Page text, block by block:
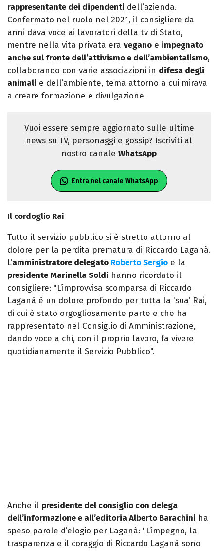
rappresentante dei dipendenti dell’azienda.
Confermato nel ruolo nel 2021, il consigliere da
anni dava voce ai lavoratori della tv di Stato,
mentre nella vita privata era vegano e impegnato
anche sul fronte dell’attivismo e dell’ambientalismo,
collaborando con varie associazioni in difesa degli
animali e dell’ambiente, tema attorno a cui mirava
a creare formazione e divulgazione.
Vuoi essere sempre aggiornato sulle ultime
news su TV, personaggi e gossip? Iscriviti al
nostro canale WhatsApp
Entra nel canale WhatsApp
Il cordoglio Rai
Tutto il servizio pubblico si è stretto attorno al
dolore per la perdita prematura di Riccardo Laganà.
L’amministratore delegato Roberto Sergio e la
presidente Marinella Soldi hanno ricordato il
consigliere: "L’improvvisa scomparsa di Riccardo
Laganà è un dolore profondo per tutta la ‘sua’ Rai,
di cui è stato orgogliosamente parte e che ha
rappresentato nel Consiglio di Amministrazione,
dando voce a chi, con il proprio lavoro, fa vivere
quotidianamente il Servizio Pubblico".
Anche il presidente del consiglio con delega
dell’informazione e all’editoria Alberto Barachini ha
speso parole d’elogio per Laganà: "L’impegno, la
trasparenza e il coraggio di Riccardo Laganà sono